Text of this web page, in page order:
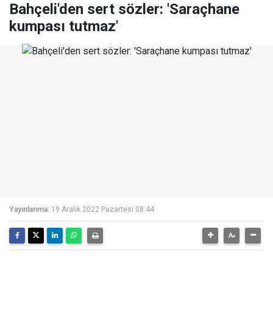
Bahçeli'den sert sözler: 'Saraçhane
kumpası tutmaz'
Yayınlanma: 19 Aralık 2022 Pazartesi 08:44